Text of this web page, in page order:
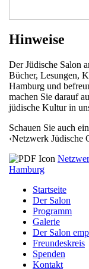
Hinweise
Der Jüdische Salon
Bücher, Lesungen,
Hamburg und
machen Sie darauf
jüdische Kultur in
Schauen Sie auch
‹Netzwerk Jüdische
Hamburg
Startseite
Der Salon
Programm
Galerie
Der Salon
Freundeskreis
Spenden
Kontakt